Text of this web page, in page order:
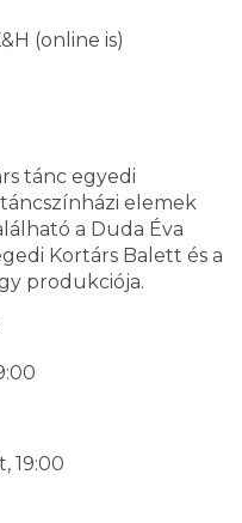
(online is)
tánc egyedi
elemek
a Duda Éva
Kortárs Balett és a
produkciója.
19:00